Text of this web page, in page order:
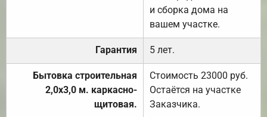
и сборка дома на
вашем участке.
Гарантия 5 лет.
Бытовка строительная
2,0х3,0 м. каркасно-
щитовая.
Стоимость 23000 руб.
Остаётся на участке
Заказчика.